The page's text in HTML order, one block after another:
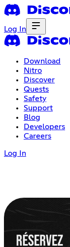
Log In
Download
Nitro
Discover
Quests
Safety
Support
Blog
Developers
Careers
Log In